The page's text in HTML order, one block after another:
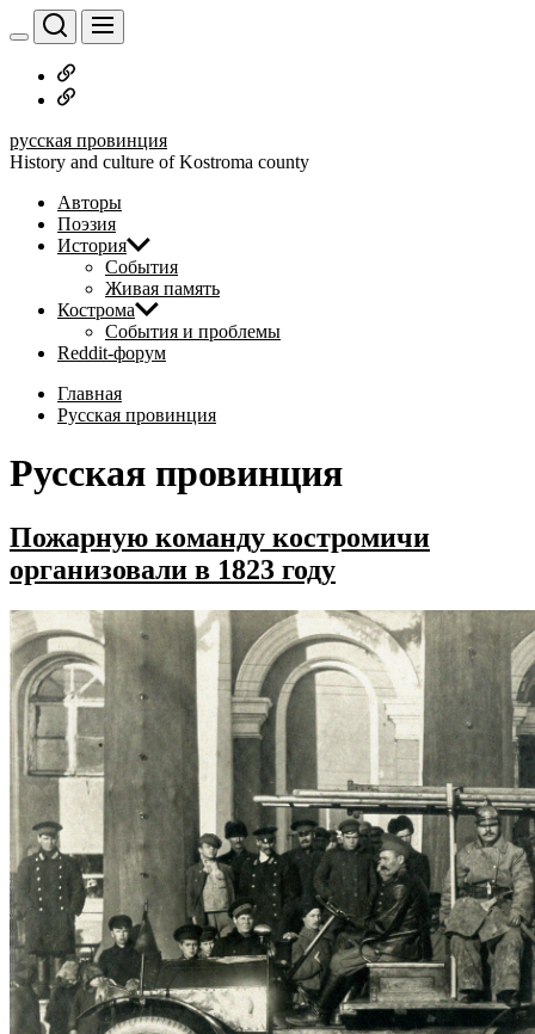
Перейти
к
содержимому
Русское
дворянство
Наши
русская провинция
History and culture of Kostroma county
Авторы
Поэзия
История
События
Живая память
Кострома
События и проблемы
Reddit-форум
Главная
Русская провинция
Русская провинция
Пожарную команду костромичи
организовали в 1823 году